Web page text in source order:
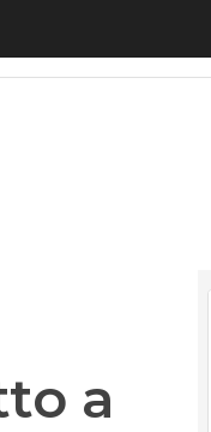
tetto a 7,5
a